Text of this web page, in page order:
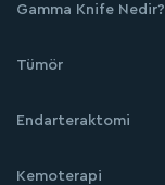
Gamma Knife Nedir?
Tümör
Endarteraktomi
Kemoterapi